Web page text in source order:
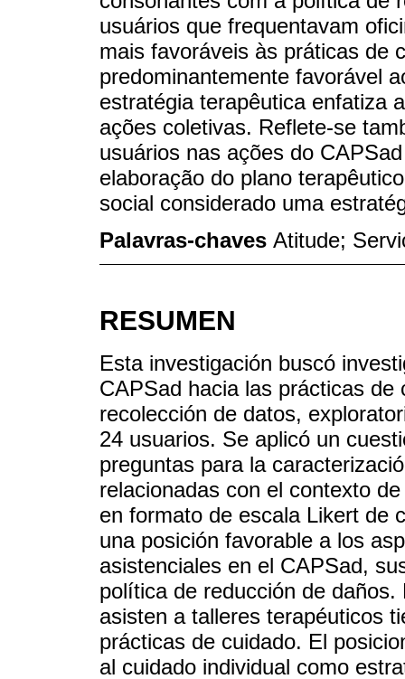
usuários que frequentavam
mais favoráveis às práticas de
predominantemente favorável
estratégia terapêutica enfatiza
ações coletivas. Reflete-se
usuários nas ações do
elaboração do plano
social considerado uma
Palavras-chaves Atitude;
RESUMEN
Esta investigación buscó
CAPSad hacia las prácticas
recolección de datos,
24 usuarios. Se aplicó un
preguntas para la
relacionadas con el contexto
en formato de escala Likert de
una posición favorable a los
asistenciales en el CAPSad,
política de reducción de
asisten a talleres terapéuticos
prácticas de cuidado. El
al cuidado individual como